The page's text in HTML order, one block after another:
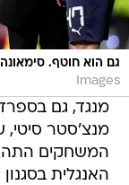
גם הוא חוטף. סימאונה
Images
מנגד, גם
מנצ'סטר סיטי,
המשחקים
האנגלית